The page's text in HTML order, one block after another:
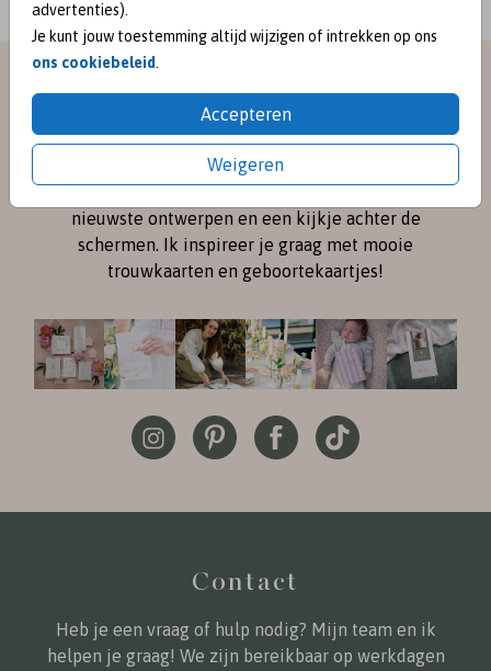
advertenties).
Je kunt jouw toestemming altijd wijzigen of intrekken op ons
ons cookiebeleid
Accepteren
Weigeren
meet me on
SOCIAL MEDIA
Volg me online viaInstagramenPinterestvoor de
nieuwste ontwerpen en een kijkje achter de
schermen. Ik inspireer je graag met mooie
trouwkaarten en geboortekaartjes!
Contact
Heb je een vraag of hulp nodig? Mijn team en ik
helpen je graag! We zijn bereikbaar op werkdagen